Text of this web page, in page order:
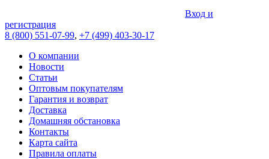
Вход и
регистрация
8 (800) 551-07-99, +7 (499) 403-30-17
О компании
Новости
Статьи
Оптовым покупателям
Гарантия и возврат
Доставка
Домашняя обстановка
Контакты
Карта сайта
Правила оплаты